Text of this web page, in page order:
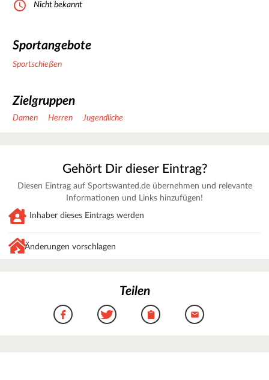
Nicht bekannt
Sportangebote
Sportschießen
Zielgruppen
Damen Herren Jugendliche
Gehört Dir dieser Eintrag?
Diesen Eintrag auf Sportswanted.de übernehmen und relevante
Informationen und Links hinzufügen!
Inhaber dieses Eintrags werden
Änderungen vorschlagen
Teilen